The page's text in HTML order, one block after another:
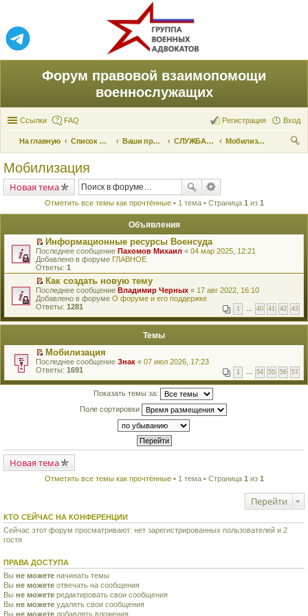
Форум правовой взаимопомощи
военнослужащих
Ссылки FAQ Вход
Регистрация
На главную Список форумов Ваши права и их реализация СЛУЖБА ПО ПРИЗЫВУ
Мобилизация
Мобилизация
Новая тема
Отметить все темы как прочтённые• 1 тема • Страница 1 из 1
Объявления
П
е
р
е
й
т
и
к
е
о
м
у
н
е
н
о
м
у
б
щ
е
Информационные ресурсы Военсуда
Последнее сообщение Пахомов Михаил « 04 мар 2025, 12:21
Добавлено в форуме ГЛАВНОЕ
Ответы: 1
П
е
р
й
к
п
е
р
в
о
ч
и
т
а
у
с
о
щ
е
н
и
ю
Как создать новую тему
Последнее сообщение Владимир Черных « 17 авг 2022, 16:10
Добавлено в форуме О форуме и его поддержке
Ответы: 1281 1 … 40 41 42 43
Темы
П
е
е
в
м
у
н
о
ч
и
н
о
м
у
с
о
Мобилизация
Последнее сообщение Знак « 07 июл 2026, 17:23
Ответы: 1691 1 … 54 55 56 57
Показать темы за:
Поле сортировки
Новая тема
Отметить все темы как прочтённые• 1 тема • Страница 1 из 1
Перейти
КТО СЕЙЧАС НА КОНФЕРЕНЦИИ
Сейчас этот форум просматривают: нет зарегистрированных пользователей и 2
гостя
ПРАВА ДОСТУПА
Вы не можете начинать темы
Вы не можете отвечать на сообщения
Вы не можете редактировать свои сообщения
Вы не можете удалять свои сообщения
Вы не можете добавлять вложения